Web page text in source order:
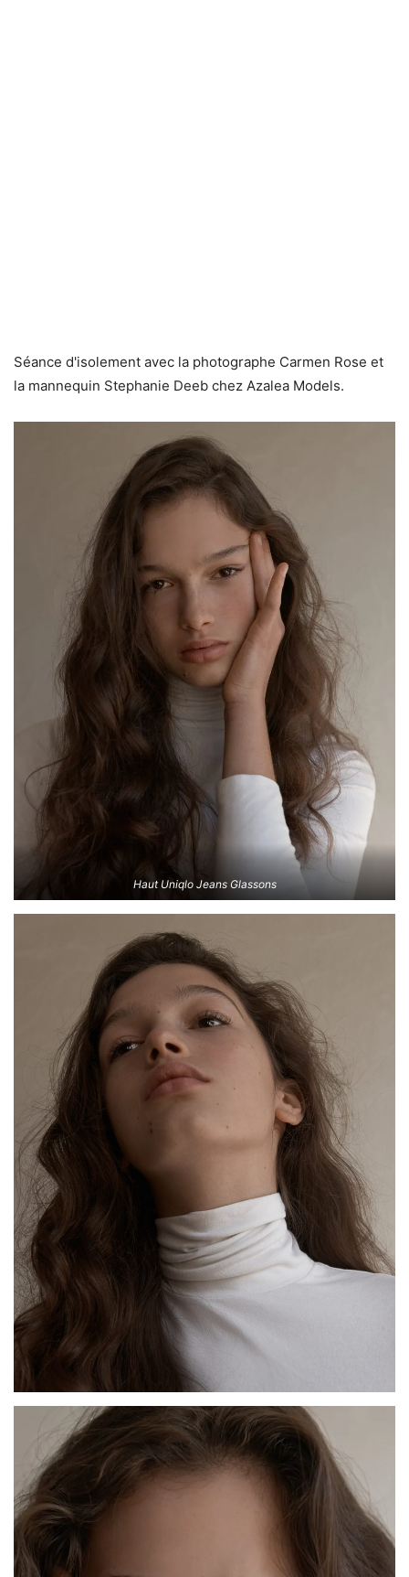
Séance d'isolement avec la photographe Carmen Rose et
la mannequin Stephanie Deeb chez Azalea Models.
Haut Uniqlo Jeans Glassons